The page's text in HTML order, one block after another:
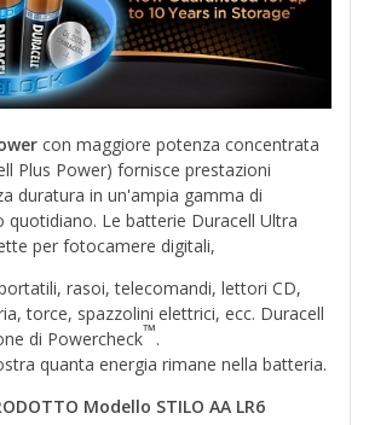
con maggiore potenza concentrata
Plus Power) fornisce prestazioni
duratura in un'ampia gamma di
quotidiano. Le batterie Duracell Ultra
per fotocamere digitali,
rasoi, telecomandi, lettori CD,
torce, spazzolini elettrici, ecc. Duracell
di Powercheck™.
quanta energia rimane nella batteria.
Modello STILO AA LR6